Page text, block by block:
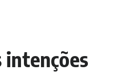
intenções